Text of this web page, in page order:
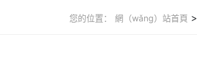
您的位置： 網（wǎng）站首頁 >